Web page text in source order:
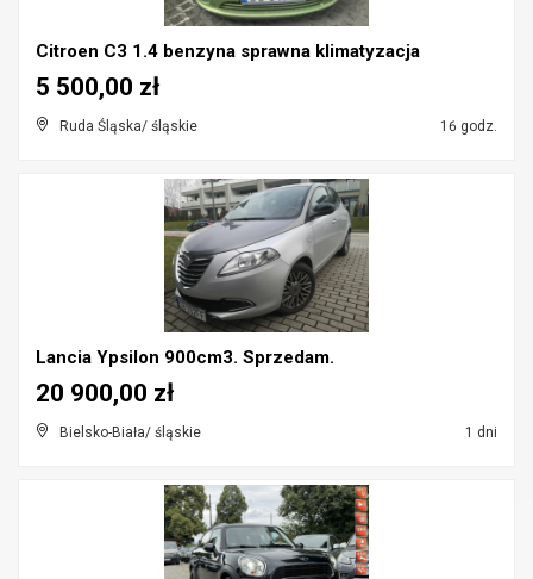
Citroen C3 1.4 benzyna sprawna klimatyzacja
Ruda Śląska/ śląskie 16 godz.
5 500,00 zł
Lancia Ypsilon 900cm3. Sprzedam.
Bielsko-Biała/ śląskie 1 dni
20 900,00 zł